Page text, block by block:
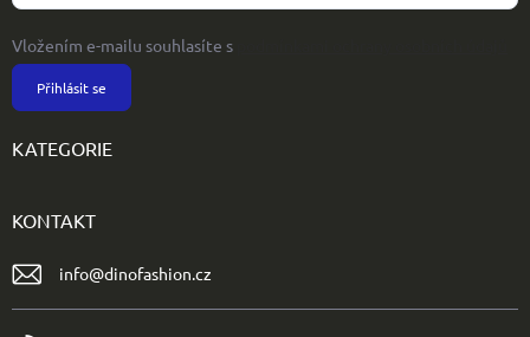
Vložením e-mailu souhlasíte s
Přihlásit se
KATEGORIE
KONTAKT
info@dinofashion.cz